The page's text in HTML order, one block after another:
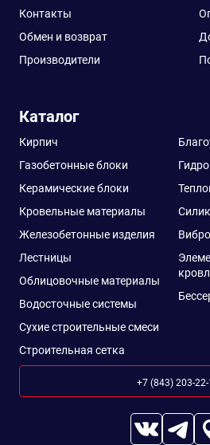
Контакты
Обмен и возврат
Производители
Каталог
Кирпич
Газобетонные блоки
Керамические блоки
Кровельные материалы
Железобетонные изделия
Лестницы
Облицовочные материалы
Водосточные системы
Сухие строительные смеси
Строительная сетка
+7 (843) 203-